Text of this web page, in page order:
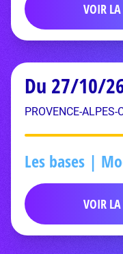
VOIR
Du 27/10/
PROVENCE-
Les bases |
VOIR